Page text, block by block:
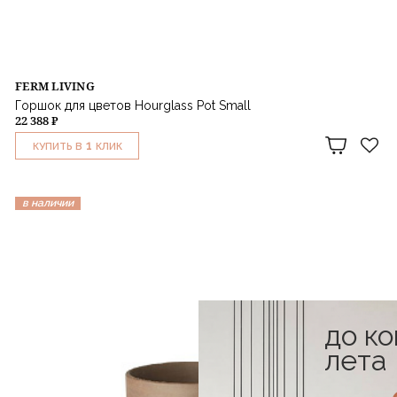
FERM LIVING
Горшок для цветов Hourglass Pot Small
22 388 ₽
КУПИТЬ В 1 КЛИК
в наличии
до
лета